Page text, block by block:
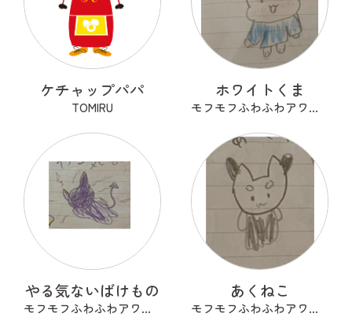
ケチャップパパ
TOMIRU
ホワイトくま
モフモフふわふわアワアワ
やる気ないばけもの
モフモフふわふわアワアワ
あくねこ
モフモフふわふわアワアワ